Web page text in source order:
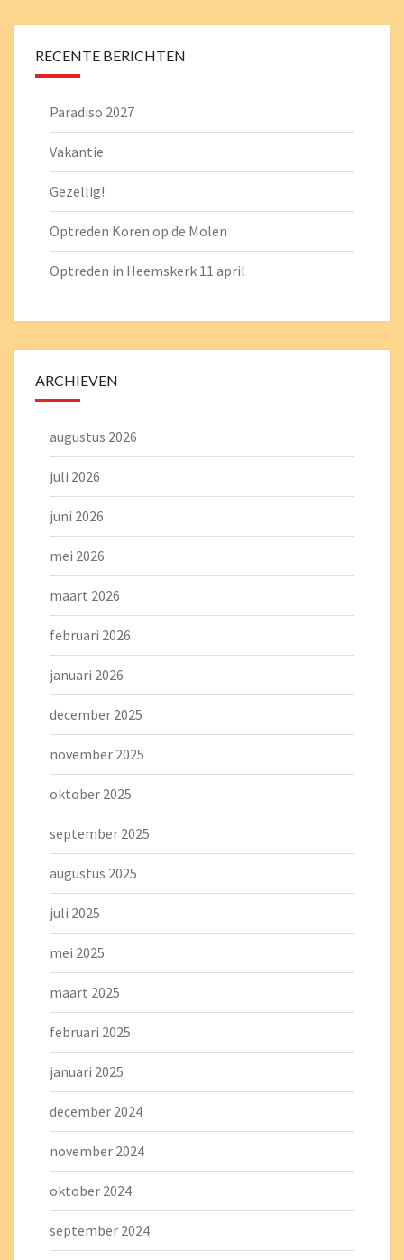
o
k
p
p
RECENTE BERICHTEN
Paradiso 2027
Vakantie
Gezellig!
Optreden Koren op de Molen
Optreden in Heemskerk 11 april
ARCHIEVEN
augustus 2026
juli 2026
juni 2026
mei 2026
maart 2026
februari 2026
januari 2026
december 2025
november 2025
oktober 2025
september 2025
augustus 2025
juli 2025
mei 2025
maart 2025
februari 2025
januari 2025
december 2024
november 2024
oktober 2024
september 2024